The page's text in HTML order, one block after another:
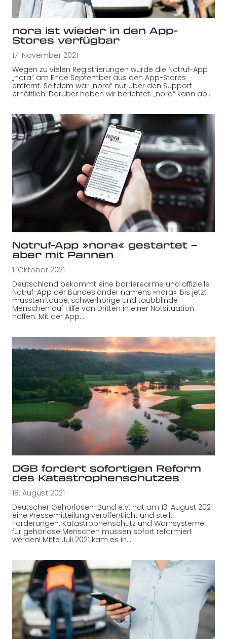
nora ist wieder in den App-
Stores verfügbar
17. November 2021
Wegen zu vielen Registrierungen wurde die Notruf-App
„nora“ am Ende September aus den App-Stores
entfernt. Seitdem war „nora“ nur über den Support
erhältlich. Darüber haben wir berichtet. „nora“ kann ab…
Notruf-App »nora« gestartet –
aber mit Pannen
1. Oktober 2021
Deutschland bekommt eine barrierearme und offizielle
Notruf-App der Bundesländer namens »nora«. Bis jetzt
mussten taube, schwerhörige und taubblinde
Menschen auf Hilfe von Dritten in einer Notsituation
hoffen. Mit der App…
DGB fordert sofortigen Reform
des Katastrophenschutzes
18. August 2021
Deutscher Gehörlosen-Bund e.V. hat am 13. August 2021
eine Pressemitteilung veröffentlicht und stellt
Forderungen: Katastrophenschutz und Warnsysteme
für gehörlose Menschen müssen sofort reformiert
werden! Mitte Juli 2021 kam es in…